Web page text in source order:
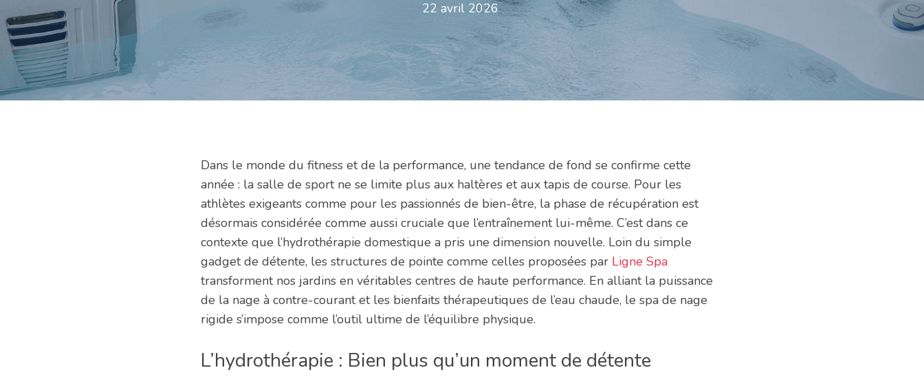
22 avril 2026
Dans le monde du fitness et de la performance, une tendance de fond se confirme cette
année : la salle de sport ne se limite plus aux haltères et aux tapis de course. Pour les
athlètes exigeants comme pour les passionnés de bien-être, la phase de récupération est
désormais considérée comme aussi cruciale que l’entraînement lui-même. C’est dans ce
contexte que l’hydrothérapie domestique a pris une dimension nouvelle. Loin du simple
gadget de détente, les structures de pointe comme celles proposées par Ligne Spa
transforment nos jardins en véritables centres de haute performance. En alliant la puissance
de la nage à contre-courant et les bienfaits thérapeutiques de l’eau chaude, le spa de nage
rigide s’impose comme l’outil ultime de l’équilibre physique.
L’hydrothérapie : Bien plus qu’un moment de détente